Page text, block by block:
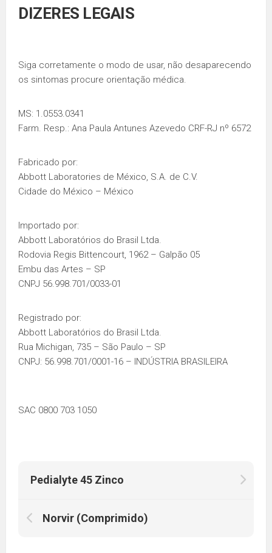
DIZERES LEGAIS
Siga corretamente o modo de usar, não desaparecendo
os sintomas procure orientação médica.
MS: 1.0553.0341
Farm. Resp.: Ana Paula Antunes Azevedo CRF-RJ nº 6572
Fabricado por:
Abbott Laboratories de México, S.A. de C.V.
Cidade do México – México
Importado por:
Abbott Laboratórios do Brasil Ltda.
Rodovia Regis Bittencourt, 1962 – Galpão 05
Embu das Artes – SP
CNPJ 56.998.701/0033-01
Registrado por:
Abbott Laboratórios do Brasil Ltda.
Rua Michigan, 735 – São Paulo – SP
CNPJ: 56.998.701/0001-16 – INDÚSTRIA BRASILEIRA
SAC 0800 703 1050
Pedialyte 45 Zinco
Norvir (Comprimido)